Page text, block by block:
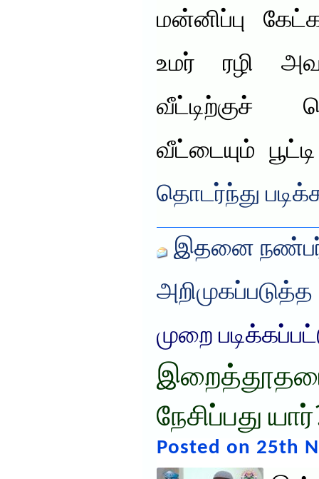
மன்னிப்பு
உமர் ரழி
வீட்டிற்குச்
வீட்டையும்
தொடர்ந்து
இதனை
அறிமுகப்படுத்த
முறை
நேசிப்பது
Posted on 25th